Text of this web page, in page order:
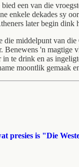
een van die
enkele dekades sy
later begin dink
middelpunt van
Benewens 'n magtige
te drink en as
moontlik gemaak
presies is "Die